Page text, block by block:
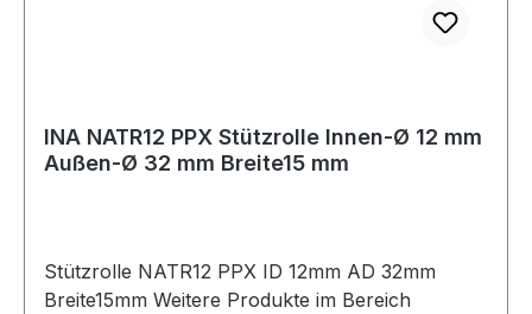
INA NATR12 PPX Stützrolle Innen-Ø 12 mm
Außen-Ø 32 mm Breite15 mm
Stützrolle NATR12 PPX ID 12mm AD 32mm
Breite15mm Weitere Produkte im Bereich